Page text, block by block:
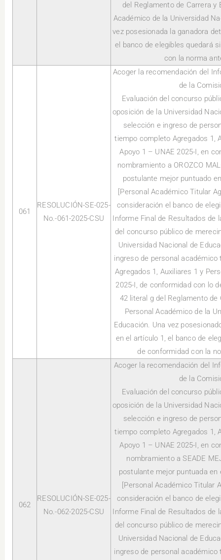
del Reglamento de Carrera y
Académico de la Universidad
vez posesionada la ganadora
el banco de elegibles quedará
con la norma
061
RESOLUCIÓN-SE-025-
No.-061-2025-CSU
Acoger la recomendación del
de la
Evaluación del concurso
oposición de la Universidad
selección e ingreso de
tiempo completo Agregados 1,
Apoyo 1 – UNAE 2025-I, en
nombramiento a OROZCO
postulante mejor puntuado
[Personal Académico Titular
consideración el banco de
Informe Final de Resultados de
del concurso público de
Universidad Nacional de
ingreso de personal
Agregados 1, Auxiliares 1 y
2025-I, de conformidad con lo
42 literal g del Reglamento
Personal Académico de la
Educación. Una vez
en el artículo 1, el banco de
de conformidad con la
062
RESOLUCIÓN-SE-025-
No.-062-2025-CSU
Acoger la recomendación del
de la
Evaluación del concurso
oposición de la Universidad
selección e ingreso de
tiempo completo Agregados 1,
Apoyo 1 – UNAE 2025-I, en
nombramiento a SEADE
postulante mejor puntuada en
[Personal Académico Titular
consideración el banco de
Informe Final de Resultados de
del concurso público de
Universidad Nacional de
ingreso de personal